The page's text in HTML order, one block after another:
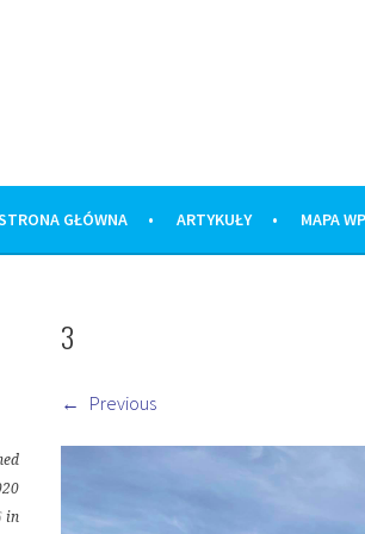
GŁÓWNA ARTYKUŁY MAPA
3
Previous
in